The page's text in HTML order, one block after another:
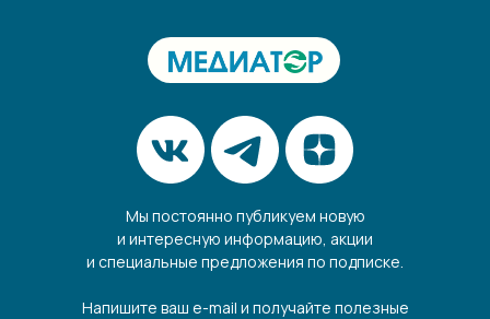
Мы постоянно публикуем новую
и интересную информацию, акции
и специальные предложения по подписке.
Напишите ваш e-mail и получайте полезные